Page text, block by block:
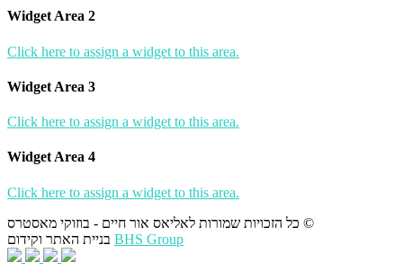
Widget Area 2
Click here to assign a widget to this area.
Widget Area 3
Click here to assign a widget to this area.
Widget Area 4
Click here to assign a widget to this area.
כל הזכויות שמורות לאליאס אור חיים - בוזוקי מאסטרס ©
BHS Group